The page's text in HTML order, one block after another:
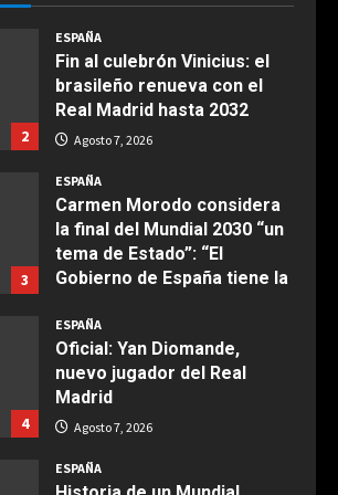
Fin al culebrón Vinicius: el
brasileño renueva con el
Real Madrid hasta 2032
Agosto 7, 2026
Carmen Morodo considera
la final del Mundial 2030 “un
tema de Estado”: “El
Gobierno de España tiene la
obligación de negociar”
Oficial: Yan Diomande,
nuevo jugador del Real
Madrid
Agosto 7, 2026
Historia de un Mundial
COCINA
Ensalada de espinacas
deliciosa
Maggio 28, 2026
COCINA
Boquerones fritos en
freidora de aire
Aprile 24, 2026
Buñuelos de alcachofas
Aprile 5, 2026
COCINA
Ternera guisada con
senderuelas